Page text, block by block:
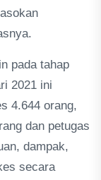
pada tahap
2021 ini
4.644 orang,
dan petugas
dampak,
secara